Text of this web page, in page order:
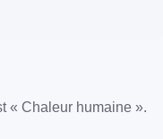
« Chaleur humaine ».